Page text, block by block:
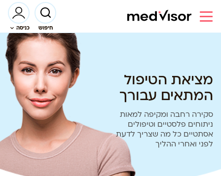
חיפוש כניסה
מציאת הטיפול
המתאים עבורך
סקירה רחבה ומקיפה למאות
ניתוחים פלסטיים וטיפולים
אסתטיים כל מה שצריך לדעת
לפני ואחרי ההליך